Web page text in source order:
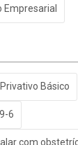
Empresarial
Básico
6
com